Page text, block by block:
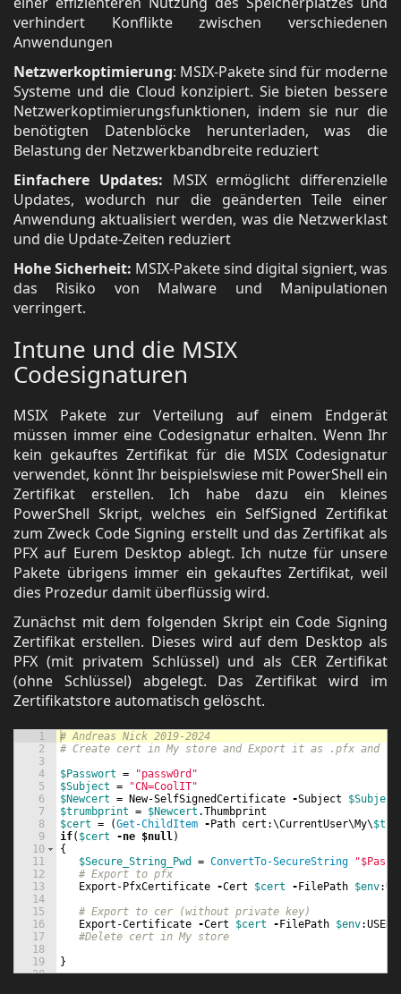
verhindert Konflikte zwischen verschiedenen
Anwendungen
Netzwerkoptimierung: MSIX-Pakete sind für moderne
Systeme und die Cloud konzipiert. Sie bieten bessere
Netzwerkoptimierungsfunktionen, indem sie nur die
benötigten Datenblöcke herunterladen, was die
Belastung der Netzwerkbandbreite reduziert
Einfachere Updates: MSIX ermöglicht differenzielle
Updates, wodurch nur die geänderten Teile einer
Anwendung aktualisiert werden, was die Netzwerklast
und die Update-Zeiten reduziert
Hohe Sicherheit: MSIX-Pakete sind digital signiert, was
das Risiko von Malware und Manipulationen
verringert.
Intune und die MSIX
Codesignaturen
MSIX Pakete zur Verteilung auf einem Endgerät
müssen immer eine Codesignatur erhalten. Wenn Ihr
kein gekauftes Zertifikat für die MSIX Codesignatur
verwendet, könnt Ihr beispielswiese mit PowerShell ein
Zertifikat erstellen. Ich habe dazu ein kleines
PowerShell Skript, welches ein SelfSigned Zertifikat
zum Zweck Code Signing erstellt und das Zertifikat als
PFX auf Eurem Desktop ablegt. Ich nutze für unsere
Pakete übrigens immer ein gekauftes Zertifikat, weil
dies Prozedur damit überflüssig wird.
Zunächst mit dem folgenden Skript ein Code Signing
Zertifikat erstellen. Dieses wird auf dem Desktop als
PFX (mit privatem Schlüssel) und als CER Zertifikat
(ohne Schlüssel) abgelegt. Das Zertifikat wird im
Zertifikatstore automatisch gelöscht.
1
2
3
4
5
6
7
8
9
10
11
12
13
14
15
16
17
18
19
20
# Andreas Nick 2019-2024
# Create cert in My store and Export it as .pfx and
$Passwort =
"passw0rd"
$Subject =
"CN=CoolIT"
$Newcert = New-SelfSignedCertificate -Subject
$Subject
$trumbprint = $Newcert .Thumbprint
$cert = (Get-ChildItem - Path cert :\CurrentUser\My\
if( $cert -ne $null)
{
$Secure_String_Pwd
= ConvertTo-SecureString
# Export to pfx
Export-PfxCertificate -Cert $cert - FilePath $env:
# Export to cer (without private key)
Export-Certificate -Cert $cert - FilePath $env:
#Delete cert in My store
}